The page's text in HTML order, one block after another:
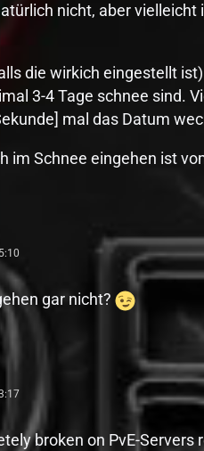
nicht, aber
die wirkich eingestellt
3-4 Tage schnee sind.
mal das Datum
im Schnee eingehen ist
gar nicht?
broken on PvE-